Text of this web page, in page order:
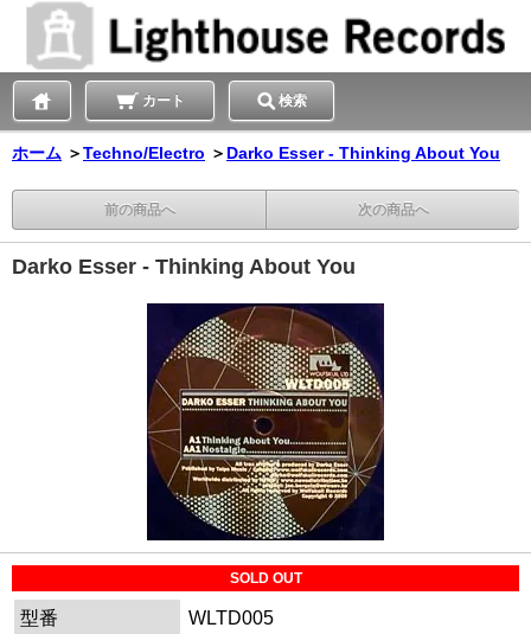
カート 検索
ホーム ＞Techno/Electro ＞ Darko Esser - Thinking About You
前の商品へ 次の商品へ
Darko Esser - Thinking About You
SOLD OUT
型番
WLTD005